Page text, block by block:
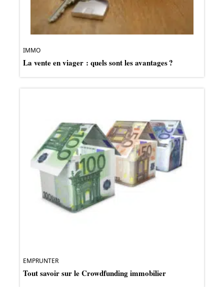
IMMO
La vente en viager : quels sont les avantages ?
EMPRUNTER
Tout savoir sur le Crowdfunding immobilier